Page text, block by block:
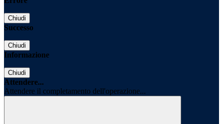
Chiudi
Successo
Chiudi
Informazione
Chiudi
Attendere...
Attendere il completamento dell'operazione...